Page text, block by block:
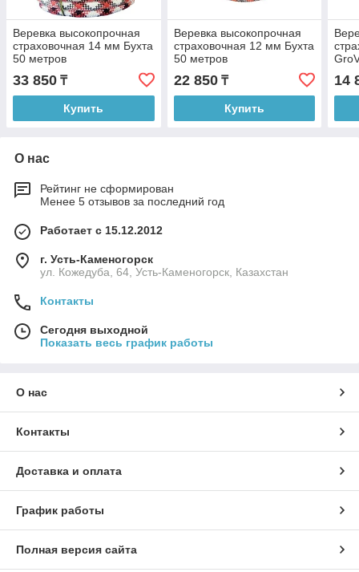
Веревка высокопрочная
страховочная 14 мм Бухта
50 метров
33 850 ₸
Купить
Веревка высокопрочная
страховочная 12 мм Бухта
50 метров
22 850₸
Купить
14
О нас
Рейтинг не сформирован
Менее 5 отзывов за последний год
Работает с 15.12.2012
г. Усть-Каменогорск
ул. Кожедуба, 64, Усть-Каменогорск, Казахстан
Контакты
Сегодня выходной
Показать весь график работы
О нас
Контакты
Доставка и оплата
График работы
Полная версия сайта